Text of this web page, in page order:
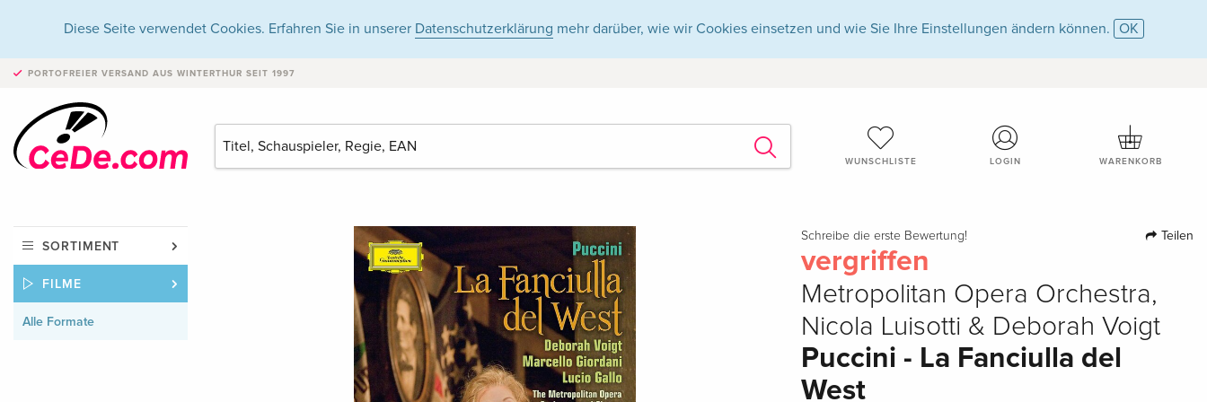
Diese Seite verwendet Cookies. Erfahren Sie in unserer Datenschutzerklärung mehr darüber, wie wir Cookies einsetzen und wie Sie Ihre Einstellungen ändern können. OK
PORTOFREIER VERSAND AUS WINTERTHUR SEIT 1997
WUNSCHLISTE LOGIN WARENKORB
SORTIMENT
FILME
Alle Formate
Schreibe die erste Bewertung! Teilen
vergriffen
Metropolitan Opera Orchestra,
Nicola Luisotti & Deborah Voigt
Puccini - La Fanciulla del
West